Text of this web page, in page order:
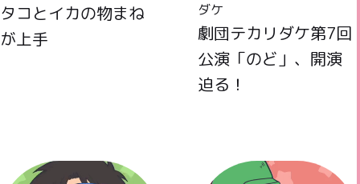
タコとイカの物まね
が上手
ダケ
劇団テカリダケ第7回
公演「のど」、開演
迫る！